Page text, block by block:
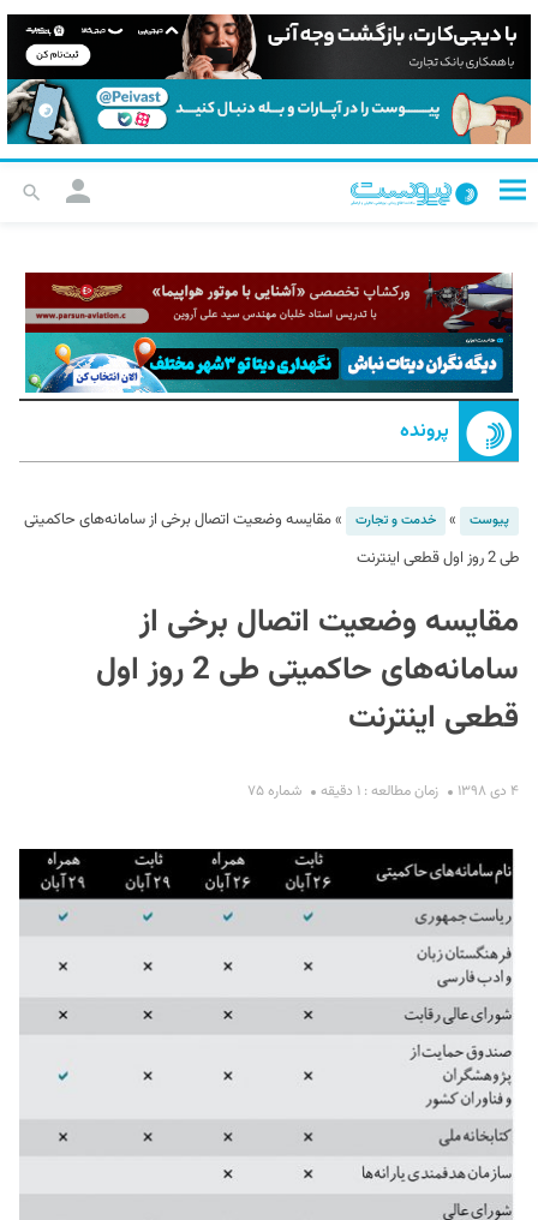
پرونده
پیوست » خدمت و تجارت »مقایسه وضعیت اتصال برخی از سامانه‌های حاکمیتی
طی 2 روز اول قطعی اینترنت
مقایسه وضعیت اتصال برخی از
سامانه‌های حاکمیتی طی 2 روز اول
قطعی اینترنت
۴ دی ۱۳۹۸ زمان مطالعه : ۱ دقیقه شماره ۷۵